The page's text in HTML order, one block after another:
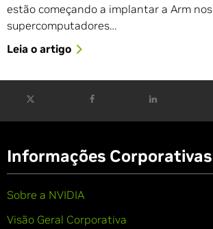
estão começando a implantar a Arm nos
supercomputadores…
Leia o artigo
Informações Corporativas
Sobre a NVIDIA
Visão Geral Corporativa